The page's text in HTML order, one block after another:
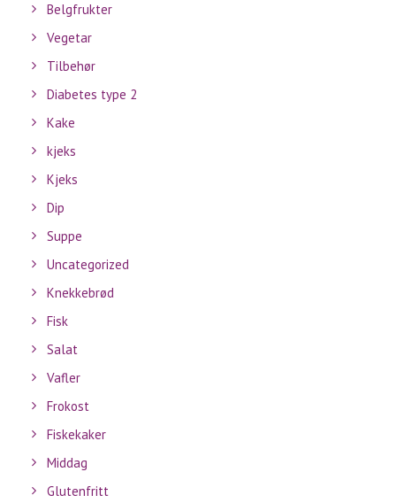
Belgfrukter
Vegetar
Tilbehør
Diabetes type 2
Kake
kjeks
Kjeks
Dip
Suppe
Uncategorized
Knekkebrød
Fisk
Salat
Vafler
Frokost
Fiskekaker
Middag
Glutenfritt